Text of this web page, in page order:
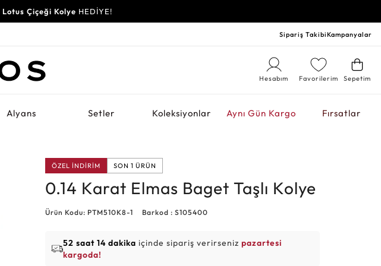
Lotus Çiçeği Kolye HEDİYE!
Sipariş TakibiKampanyalar
Sepetim
Favorilerim
Hesabım
Alyans Setler Koleksiyonlar Aynı Gün Kargo Fırsatlar
ÖZEL İNDİRİM SON 1 ÜRÜN
0.14 Karat Elmas Baget Taşlı Kolye
Ürün Kodu: PTM510K8-1 Barkod : S105400
52 saat 14 dakika içinde sipariş verirsenizpazartesi
kargoda!